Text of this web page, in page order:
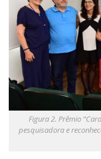
Figura 2. Prêmio
pesquisadora e